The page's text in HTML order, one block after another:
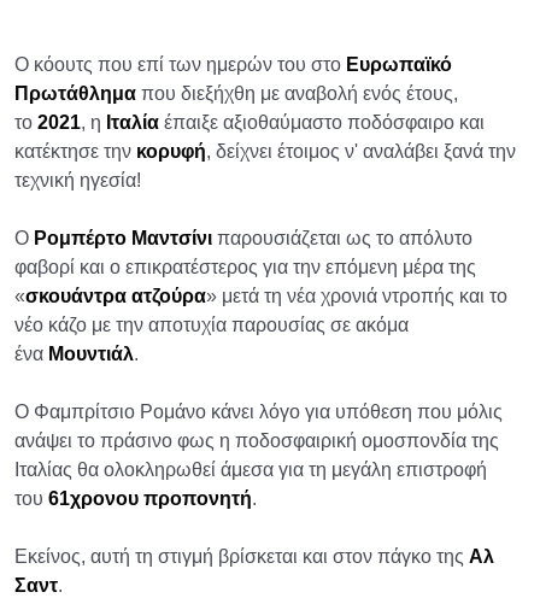
Ο κόουτς που επί των ημερών του στο Ευρωπαϊκό
Πρωτάθλημα που διεξήχθη με αναβολή ενός έτους,
το 2021, η Ιταλία έπαιξε αξιοθαύμαστο ποδόσφαιρο και
κατέκτησε την κορυφή, δείχνει έτοιμος ν' αναλάβει ξανά την
τεχνική ηγεσία!
Ο Ρομπέρτο Μαντσίνι παρουσιάζεται ως το απόλυτο
φαβορί και ο επικρατέστερος για την επόμενη μέρα της
«σκουάντρα ατζούρα» μετά τη νέα χρονιά ντροπής και το
νέο κάζο με την αποτυχία παρουσίας σε ακόμα
ένα Μουντιάλ.
Ο Φαμπρίτσιο Ρομάνο κάνει λόγο για υπόθεση που μόλις
ανάψει το πράσινο φως η ποδοσφαιρική ομοσπονδία της
Ιταλίας θα ολοκληρωθεί άμεσα για τη μεγάλη επιστροφή
του 61χρονου προπονητή.
Εκείνος, αυτή τη στιγμή βρίσκεται και στον πάγκο της Αλ
Σαντ.